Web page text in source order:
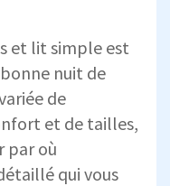
et lit simple est
nuit de
de
et de tailles,
par où
qui vous